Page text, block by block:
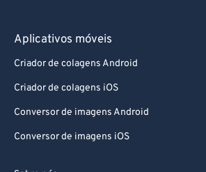
Aplicativos móveis
Criador de colagens Android
Criador de colagens iOS
Conversor de imagens Android
Conversor de imagens iOS